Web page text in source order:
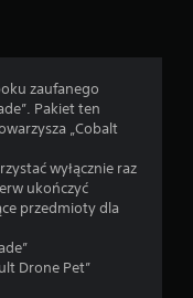
zaufanego
Pakiet ten
„Cobalt
wyłącznie raz
ukończyć
przedmioty dla
Drone Pet”